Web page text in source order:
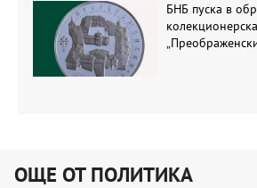
БНБ пуска в
ОЩЕ ОТ ПОЛИТИКА